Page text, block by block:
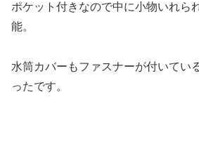
ポケット付きなので中に小物いれら
能。
水筒カバーもファスナーが付いてい
ったです。